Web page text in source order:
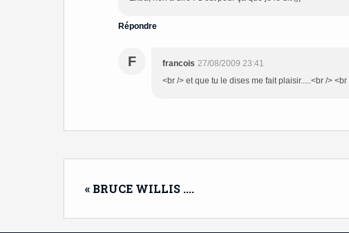
Répondre
F francois 27/08/2009 23:41
<br /> et que tu le dises me fait plaisir.....<br /> <br
« BRUCE WILLIS ....